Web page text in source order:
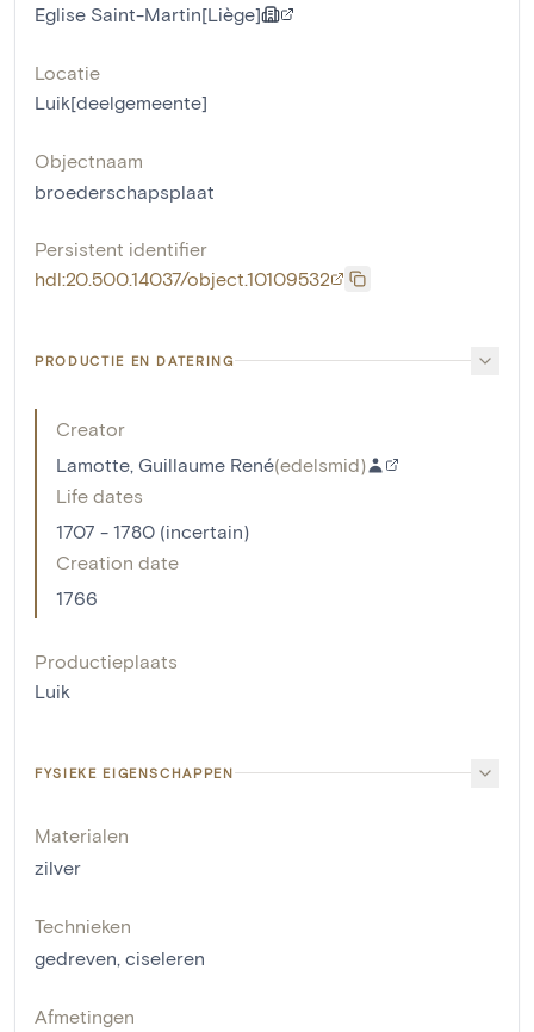
Eglise Saint-Martin[Liège]
Locatie
Luik[deelgemeente]
Objectnaam
broederschapsplaat
Persistent identifier
hdl:20.500.14037/object.10109532
PRODUCTIE EN DATERING
Creator
Lamotte, Guillaume René(edelsmid)
Life dates
1707 - 1780 (incertain)
Creation date
1766
Productieplaats
Luik
FYSIEKE EIGENSCHAPPEN
Materialen
zilver
Technieken
gedreven, ciseleren
Afmetingen